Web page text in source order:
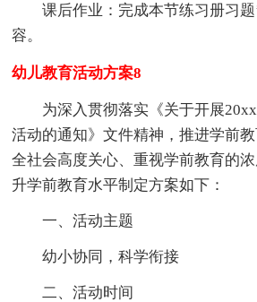
课后作业：完成本节练习册习
容。
幼儿教育活动方案8
为深入贯彻落实《关于开展
活动的通知》文件精神，推进学前
全社会高度关心、重视学前教育的
升学前教育水平制定方案如下：
一、活动主题
幼小协同，科学衔接
二、活动时间